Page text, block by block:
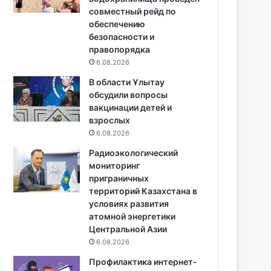
совместный рейд по
обеспечению
безопасности и
правопорядка
6.08.2026
В области Ұлытау
обсудили вопросы
вакцинации детей и
взрослых
6.08.2026
Радиоэкологический
мониторинг
приграничных
территорий Казахстана в
условиях развития
атомной энергетики
Центральной Азии
6.08.2026
Профилактика интернет-